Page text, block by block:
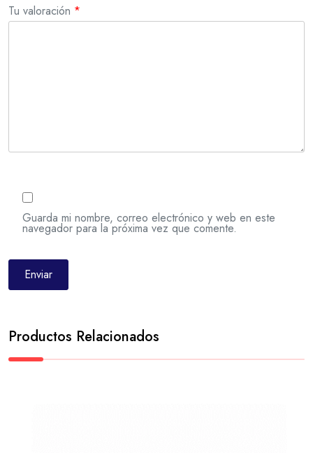
Tu valoración *
Guarda mi nombre, correo electrónico y web en este
navegador para la próxima vez que comente.
Productos Relacionados